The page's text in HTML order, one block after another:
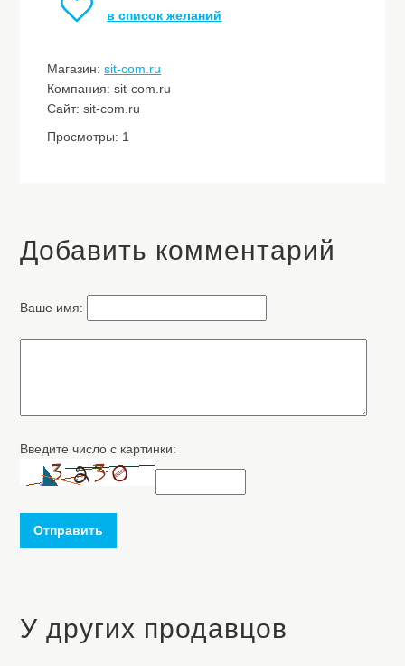
в список желаний
Магазин:sit-com.ru
Компания: sit-com.ru
Сайт: sit-com.ru
Просмотры: 1
Добавить комментарий
Ваше имя:
Введите число с картинки:
Отправить
У других продавцов